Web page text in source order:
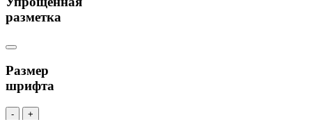
разметка
Размер
шрифта
- +